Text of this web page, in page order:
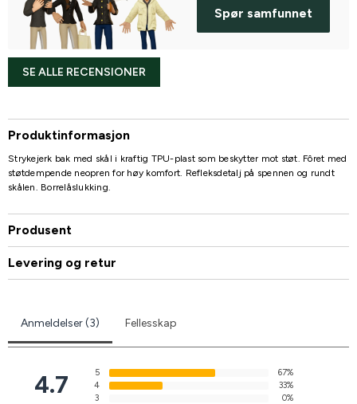
Spør samfunnet
SE ALLE RECENSIONER
Produktinformasjon
Strykejerk bak med skål i kraftig TPU-plast som beskytter mot støt. Fôret med
støtdempende neopren for høy komfort. Refleksdetalj på spennen og rundt
skålen. Borrelåslukking.
Produsent
Levering og retur
Anmeldelser (3) Fellesskap
4.7 5
67%
4
33%
3
0%